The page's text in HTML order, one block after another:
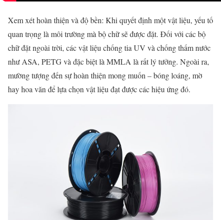
Xem xét hoàn thiện và độ bền: Khi quyết định một vật liệu, yếu tố
quan trọng là môi trường mà bộ chữ sẽ được đặt. Đối với các bộ
chữ đặt ngoài trời, các vật liệu chống tia UV và chống thấm nước
như ASA, PETG và đặc biệt là MMLA là rất lý tưởng. Ngoài ra,
mường tượng đến sự hoàn thiện mong muốn – bóng loáng, mờ
hay hoa văn để lựa chọn vật liệu đạt được các hiệu ứng đó.